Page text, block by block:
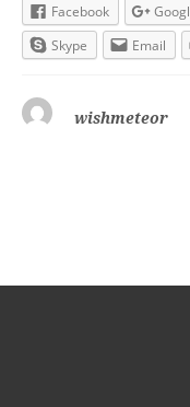
Facebook
Skype
Email
wishmeteor